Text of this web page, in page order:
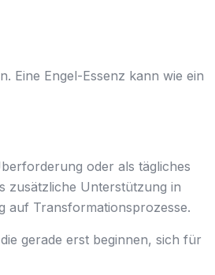
Eine Engel-Essenz kann wie ein
oder als tägliches
zusätzliche Unterstützung in
auf Transformationsprozesse.
gerade erst beginnen, sich für